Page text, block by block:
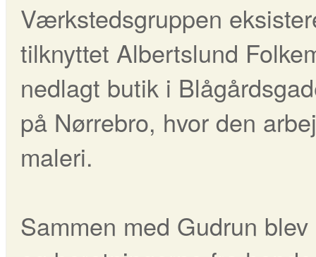
Værkstedsgruppen
tilknyttet Albertslund
nedlagt butik i
på Nørrebro, hvor den
maleri.
Sammen med Gudrun